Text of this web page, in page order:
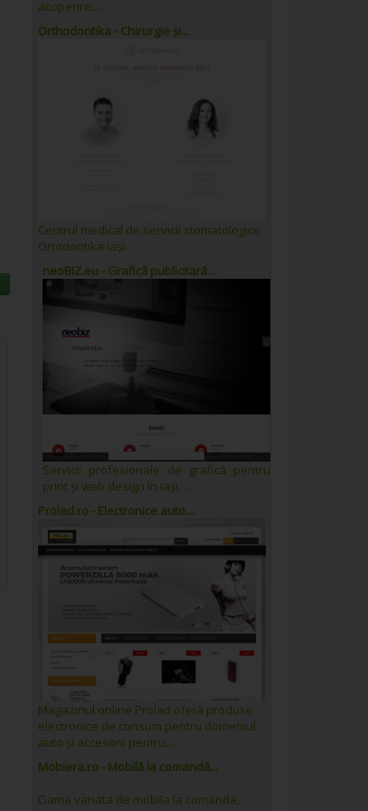
acoperire:...
Orthodontika - Chirurgie și...
Centrul medical de servicii stomatologice
Ortodontika Iași:
neoBIZ.eu - Grafică publicitară...
Servicii profesionale de grafică pentru
print și web design în Iași....
Prolad.ro - Electronice auto...
Magazinul online Prolad oferă produse
electronice de consum pentru domeniul
auto și accesorii pentru...
Mobiera.ro - Mobilă la comandă...
Gama variata de mobila la comanda,